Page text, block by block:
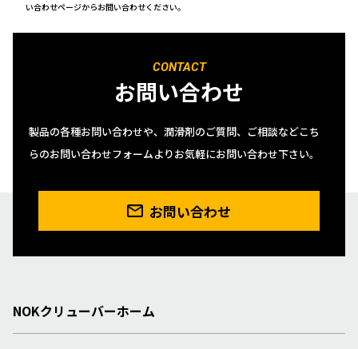
い合わせページからお問い合わせください。
CONTACT
お問い合わせ
製品の各種お問い合わせや、潤滑剤のご質問、ご相談などこち
らのお問い合わせフォームよりお気軽にお問い合わせ下さい。
お問い合わせ
NOKクリューバーホーム